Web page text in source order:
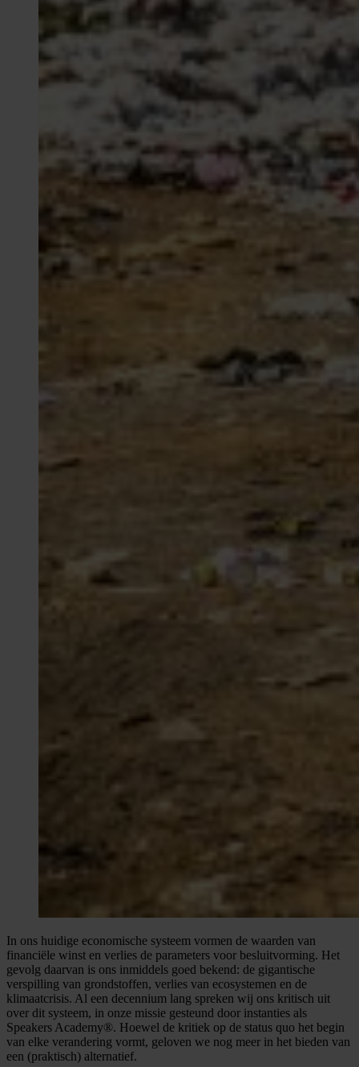
In ons huidige economische systeem vormen de waarden van
financiële winst en verlies de parameters voor besluitvorming. Het
gevolg daarvan is ons inmiddels goed bekend: de gigantische
verspilling van grondstoffen, verlies van ecosystemen en de
klimaatcrisis. Al een decennium lang spreken wij ons kritisch uit
over dit systeem, in onze missie gesteund door instanties als
Speakers Academy®. Hoewel de kritiek op de status quo het begin
van elke verandering vormt, geloven we nog meer in het bieden van
een (praktisch) alternatief.